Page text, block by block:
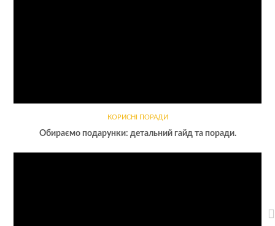
КОРИСНІ ПОРАДИ
Обираємо подарунки: детальний гайд та поради.